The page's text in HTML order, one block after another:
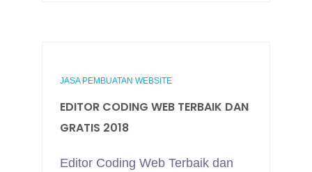
JASA PEMBUATAN WEBSITE
EDITOR CODING WEB TERBAIK DAN
GRATIS 2018
Editor Coding Web Terbaik dan